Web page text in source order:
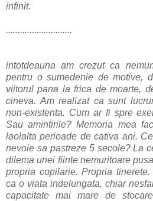
infinit.
............................
intotdeauna am crezut ca
pentru o sumedenie de motive,
viitorul pana la frica de moarte,
cineva. Am realizat ca sunt
non-existenta. Cum ar fi spre
Sau amintirile? Memoria mea
laolalta perioade de cativa ani.
nevoie sa pastreze 5 secole? La
dilema unei fiinte nemuritoare
propria copilarie. Propria
ca o viata indelungata, chiar
capacitate mai mare de